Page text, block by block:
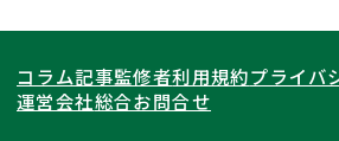
北海道 青森
岩手県 宮城
関東
東京都 神奈
東海
相続登記
遺産
コラム記事監修者利用規約プライバ
運営会社総合お問合せ